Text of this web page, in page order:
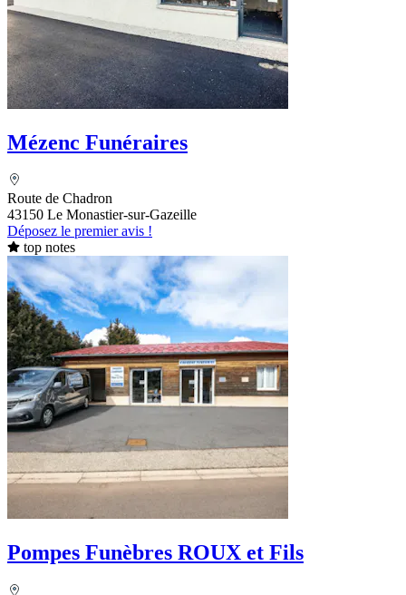
Mézenc Funéraires
Route de Chadron
43150 Le Monastier-sur-Gazeille
Déposez le premier avis !
top notes
Pompes Funèbres ROUX et Fils